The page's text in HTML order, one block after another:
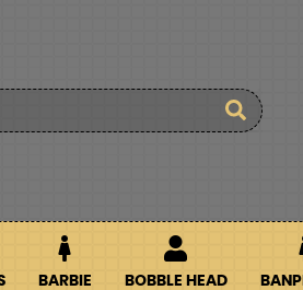
BARBIE BOBBLE HEAD